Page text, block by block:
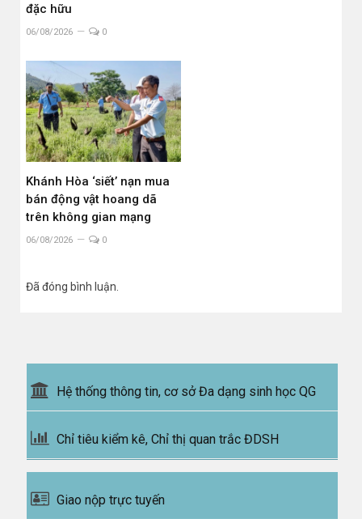
đặc hữu
06/08/2026 0
Khánh Hòa ‘siết’ nạn mua
bán động vật hoang dã
trên không gian mạng
06/08/2026 0
Đã đóng bình luận.
Hệ thống thông tin, cơ sở Đa dạng sinh học QG
Chỉ tiêu kiểm kê, Chỉ thị quan trắc ĐDSH
Giao nộp trực tuyến